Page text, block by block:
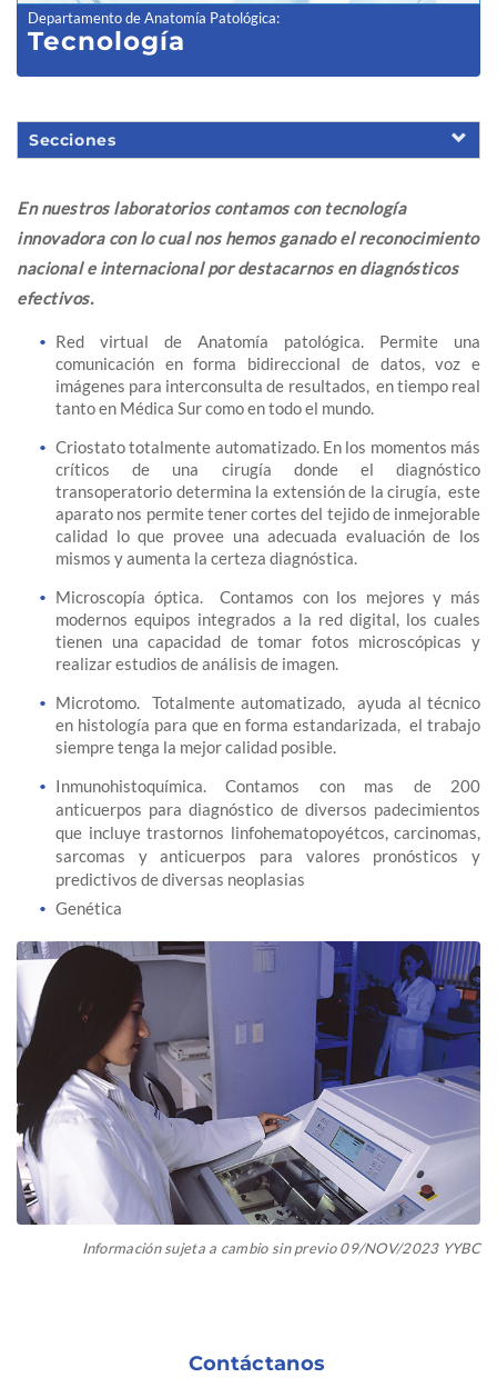
Departamento de Anatomía Patológica:
Tecnología
Secciones
En nuestros laboratorios contamos con tecnología
innovadora con lo cual nos hemos ganado el reconocimiento
nacional e internacional por destacarnos en diagnósticos
efectivos.
Red virtual de Anatomía patológica. Permite una
comunicación en forma bidireccional de datos, voz e
imágenes para interconsulta de resultados, en tiempo real
tanto en Médica Sur como en todo el mundo.
Criostato totalmente automatizado. En los momentos más
críticos de una cirugía donde el diagnóstico
transoperatorio determina la extensión de la cirugía, este
aparato nos permite tener cortes del tejido de inmejorable
calidad lo que provee una adecuada evaluación de los
mismos y aumenta la certeza diagnóstica.
Microscopía óptica. Contamos con los mejores y más
modernos equipos integrados a la red digital, los cuales
tienen una capacidad de tomar fotos microscópicas y
realizar estudios de análisis de imagen.
Microtomo. Totalmente automatizado, ayuda al técnico
en histología para que en forma estandarizada, el trabajo
siempre tenga la mejor calidad posible.
Inmunohistoquímica. Contamos con mas de 200
anticuerpos para diagnóstico de diversos padecimientos
que incluye trastornos linfohematopoyétcos, carcinomas,
sarcomas y anticuerpos para valores pronósticos y
predictivos de diversas neoplasias
Genética
Información sujeta a cambio sin previo 09/NOV/2023 YYBC
Contáctanos